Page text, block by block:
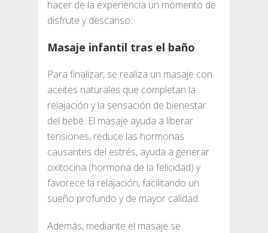
hacer de la experiencia un momento de
disfrute y descanso.
Masaje infantil tras el baño
Para finalizar, se realiza un masaje con
aceites naturales que completan la
relajación y la sensación de bienestar
del bebé. El masaje ayuda a liberar
tensiones, reduce las hormonas
causantes del estrés, ayuda a generar
oxitocina (hormona de la felicidad) y
favorece la relajación, facilitando un
sueño profundo y de mayor calidad.
Además, mediante el masaje se